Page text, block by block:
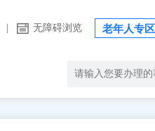
无障碍浏览 老年人专区